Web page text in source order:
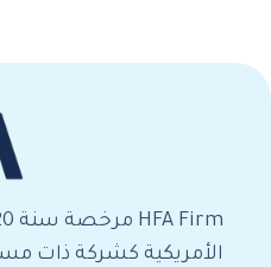
الأمريكية كشركة ذات